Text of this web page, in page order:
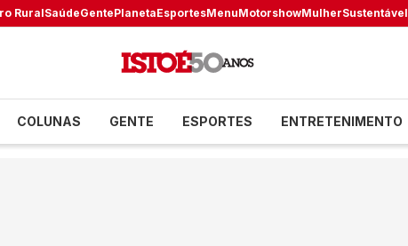
RuralSaúdeGentePlanetaEsportesMenuMotorshowMulherSustentável
COLUNAS GENTE ESPORTES ENTRETENIMENTO